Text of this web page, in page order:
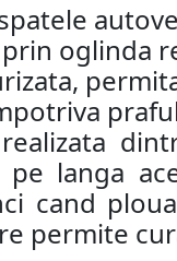
oglinda
pe langa
cand
permite